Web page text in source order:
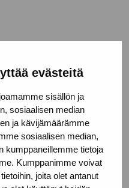
evästeitä
sisällön ja
sosiaalisen median
ja kävijämäärämme
sosiaalisen median,
kumppaneillemme tietoja
Kumppanimme voivat
joita olet antanut